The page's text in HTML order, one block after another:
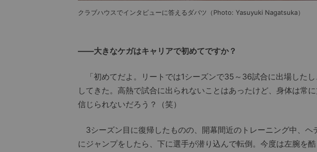
クラブハウスでインタビューに答えるダバツ（Photo: Yasuyuki Nagatsuka）
――大きなケガはキャリアで初めてですか？
「初めてだよ。リートでは1シーズンで35～36試合に出場した
してきた。高熱で試合に出られないことはあったけど、身体は常
信じられないだろう？（笑）
3シーズン目に復帰したものの、開幕間近のトレーニング中、ヘ
にジャンプをしたら、下に選手が潜り込んで転倒。今度は左腕を